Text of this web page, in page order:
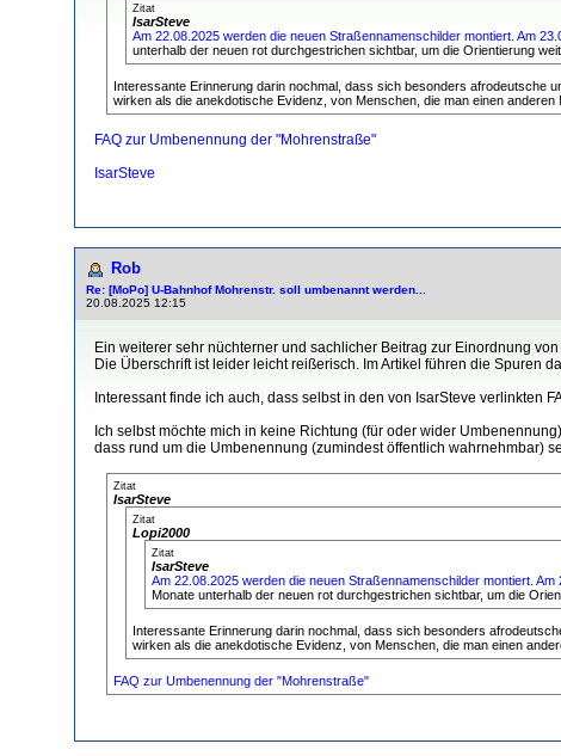
Zitat
IsarSteve
Am 22.08.2025 werden die neuen Straßennamenschilder montiert. Am
unterhalb der neuen rot durchgestrichen sichtbar, um die Orientierung
Interessante Erinnerung darin nochmal, dass sich besonders afrodeutsche
wirken als die anekdotische Evidenz, von Menschen, die man einen anderen
FAQ zur Umbenennung der "Mohrenstraße"
IsarSteve
Rob
Re: [MoPo] U-Bahnhof Mohrenstr. soll umbenannt werden...
20.08.2025 12:15
Ein weiterer sehr nüchterner und sachlicher Beitrag zur Einordnung
Die Überschrift ist leider leicht reißerisch. Im Artikel führen die Spuren
Interessant finde ich auch, dass selbst in den von IsarSteve verlinkten
Ich selbst möchte mich in keine Richtung (für oder wider
dass rund um die Umbenennung (zumindest öffentlich wahrnehmbar)
Zitat
IsarSteve
Zitat
Lopi2000
Zitat
IsarSteve
Am 22.08.2025 werden die neuen Straßennamenschilder montiert.
Monate unterhalb der neuen rot durchgestrichen sichtbar, um die
Interessante Erinnerung darin nochmal, dass sich besonders
wirken als die anekdotische Evidenz, von Menschen, die man einen
FAQ zur Umbenennung der "Mohrenstraße"